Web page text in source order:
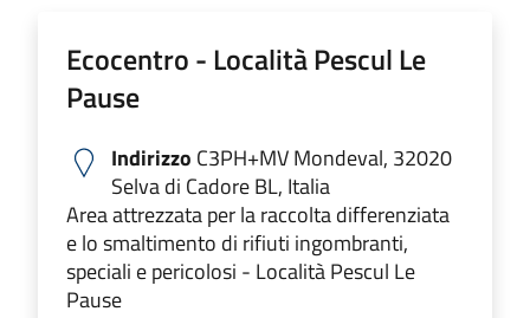
Ecocentro - Località Pescul Le
Pause
Indirizzo C3PH+MV Mondeval, 32020
Selva di Cadore BL, Italia
Area attrezzata per la raccolta differenziata
e lo smaltimento di rifiuti ingombranti,
speciali e pericolosi - Località Pescul Le
Pause